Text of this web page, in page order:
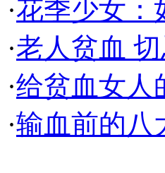
·花季少女：
·老人贫血
·给贫血女人
·输血前的八